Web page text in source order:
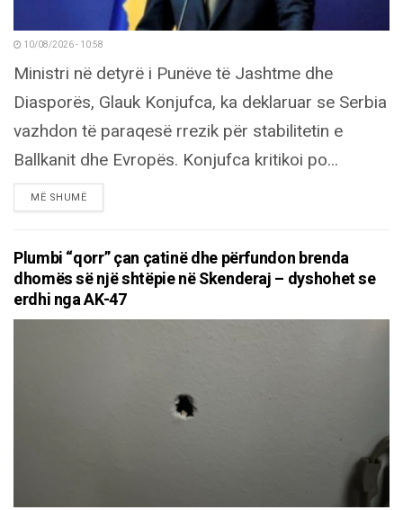
10/08/2026 - 10:58
Ministri në detyrë i Punëve të Jashtme dhe
Diasporës, Glauk Konjufca, ka deklaruar se Serbia
vazhdon të paraqesë rrezik për stabilitetin e
Ballkanit dhe Evropës. Konjufca kritikoi po...
MË SHUMËDETAILS
Plumbi “qorr” çan çatinë dhe përfundon brenda
dhomës së një shtëpie në Skenderaj – dyshohet se
erdhi nga AK-47